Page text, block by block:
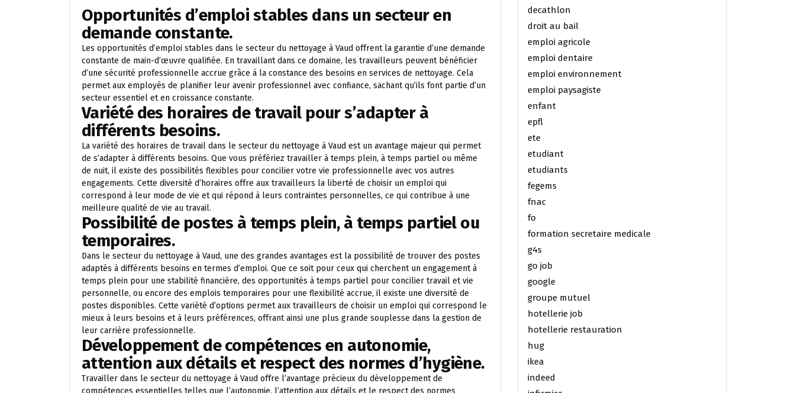
Opportunités d’emploi stables dans un secteur en
demande constante.
Les opportunités d’emploi stables dans le secteur du nettoyage à Vaud offrent la garantie d’une demande
constante de main-d’œuvre qualifiée. En travaillant dans ce domaine, les travailleurs peuvent bénéficier
d’une sécurité professionnelle accrue grâce à la constance des besoins en services de nettoyage. Cela
permet aux employés de planifier leur avenir professionnel avec confiance, sachant qu’ils font partie d’un
secteur essentiel et en croissance constante.
Variété des horaires de travail pour s’adapter à
différents besoins.
La variété des horaires de travail dans le secteur du nettoyage à Vaud est un avantage majeur qui permet
de s’adapter à différents besoins. Que vous préfériez travailler à temps plein, à temps partiel ou même
de nuit, il existe des possibilités flexibles pour concilier votre vie professionnelle avec vos autres
engagements. Cette diversité d’horaires offre aux travailleurs la liberté de choisir un emploi qui
correspond à leur mode de vie et qui répond à leurs contraintes personnelles, ce qui contribue à une
meilleure qualité de vie au travail.
Possibilité de postes à temps plein, à temps partiel ou
temporaires.
Dans le secteur du nettoyage à Vaud, une des grandes avantages est la possibilité de trouver des postes
adaptés à différents besoins en termes d’emploi. Que ce soit pour ceux qui cherchent un engagement à
temps plein pour une stabilité financière, des opportunités à temps partiel pour concilier travail et vie
personnelle, ou encore des emplois temporaires pour une flexibilité accrue, il existe une diversité de
postes disponibles. Cette variété d’options permet aux travailleurs de choisir un emploi qui correspond le
mieux à leurs besoins et à leurs préférences, offrant ainsi une plus grande souplesse dans la gestion de
leur carrière professionnelle.
Développement de compétences en autonomie,
attention aux détails et respect des normes d’hygiène.
Travailler dans le secteur du nettoyage à Vaud offre l’avantage précieux du développement de
compétences essentielles telles que l’autonomie, l’attention aux détails et le respect des normes
decathlon
droit au bail
emploi agricole
emploi dentaire
emploi environnement
emploi paysagiste
enfant
epfl
ete
etudiant
etudiants
fegems
fnac
fo
formation secretaire medicale
g4s
go job
google
groupe mutuel
hotellerie job
hotellerie restauration
hug
ikea
indeed